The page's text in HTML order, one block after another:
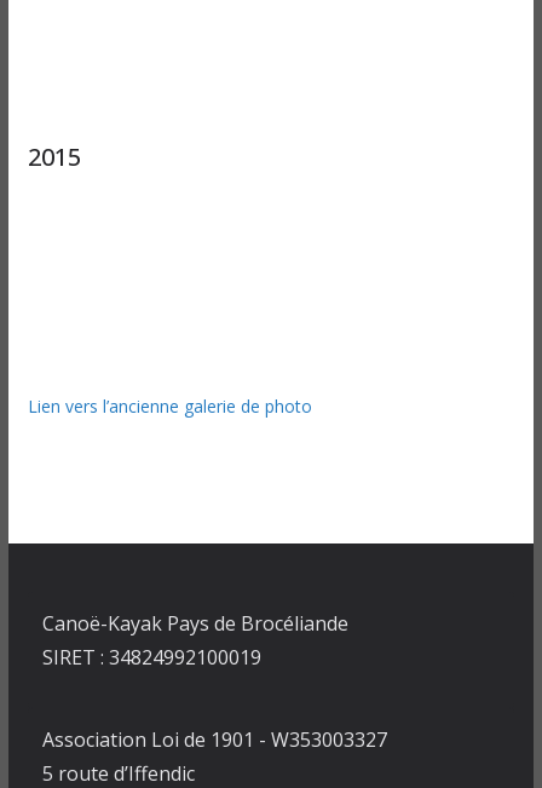
2015
Lien vers l’ancienne galerie de photo
Canoë-Kayak Pays de Brocéliande
SIRET : 34824992100019
Association Loi de 1901 - W353003327
5 route d’Iffendic